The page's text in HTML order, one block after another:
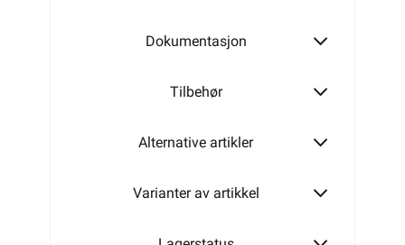
Dokumentasjon
Tilbehør
Alternative artikler
Varianter av artikkel